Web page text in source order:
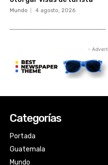
Categorías
Portada
Guatemala
Mundo